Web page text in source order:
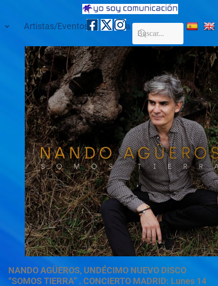
Artistas/Eventos Galería Contacto
NANDO AGÜEROS, UNDÉCIMO NUEVO DISCO
“SOMOS TIERRA” . CONCIERTO MADRID: Lunes 14